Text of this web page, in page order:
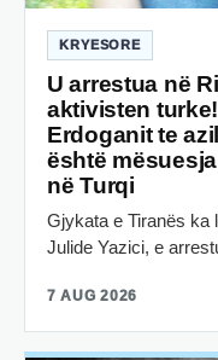
KRYESORE
U arrestua në
aktivisten
Erdoganit te
është
në Turqi
Gjykata e Tiranës ka
Julide Yazici, e
7 AUG 2026